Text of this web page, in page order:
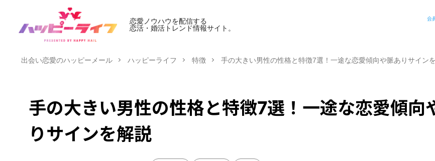
恋愛ノウハウを配信する
恋活・婚活トレンド情報サイト。
出会い恋愛のハッピーメール ハッピーライフ 特徴 手の大きい男性の性格と特徴7選！一途な恋愛傾向や脈ありサイン
手の大きい男性の性格と特徴7選！一途な恋愛傾向
りサインを解説